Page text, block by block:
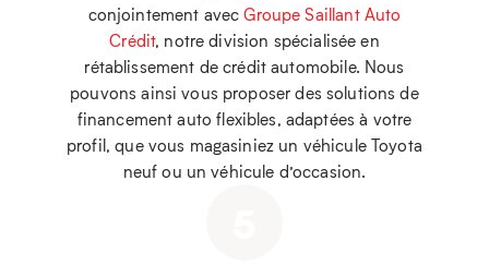
conjointement avecGroupe Saillant Auto
Crédit, notre division spécialisée en
rétablissement de crédit automobile. Nous
pouvons ainsi vous proposer des solutions de
financement auto flexibles, adaptées à votre
profil, que vous magasiniez un véhicule Toyota
neuf ou un véhicule d’occasion.